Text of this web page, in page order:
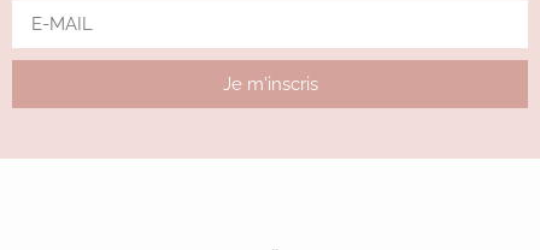
Je m'inscris